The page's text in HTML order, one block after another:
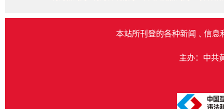
本站所刊登的各种新闻﹑信息
主办：中共